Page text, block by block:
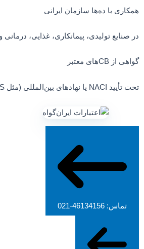
همکاری با ده‌ها سازمان ایرانی
در صنایع تولیدی، پیمانکاری، غذایی، درمانی و IT
گواهی از CBهای معتبر
تحت تأیید NACI یا نهادهای بین‌المللی (مثل IAS)
تماس: 46134156-021